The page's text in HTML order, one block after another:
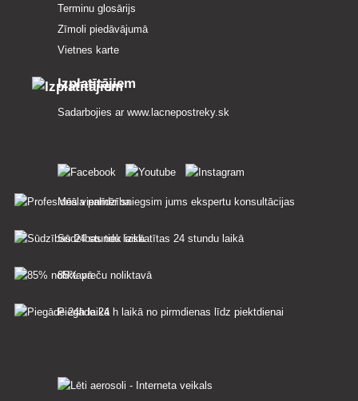
Terminu glosārijs
Zīmoli piedāvājumā
Vietnes karte
Izplatītājiem
Sadarbojies ar www.lacnepostreky.sk
Mēs vienmēr sniegsim jums ekspertu konsultācijas
Sūdzības tiek izskatītas 24 stundu laikā
85% preču noliktavā
Piegāde 24 h laikā no pirmdienas līdz piektdienai